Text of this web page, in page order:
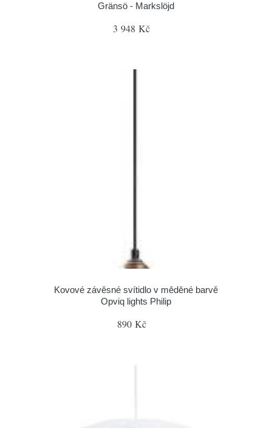
Gränsö - Markslöjd
3 948 Kč
Kovové závěsné svítidlo v měděné barvě
Opviq lights Philip
890 Kč